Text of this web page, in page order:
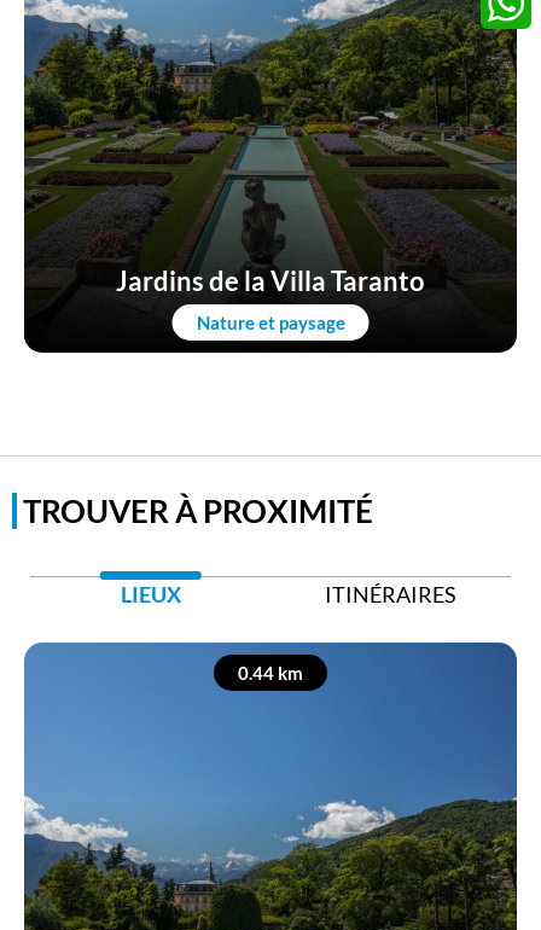
Nature et paysage
Jardins de la Villa Taranto
TROUVER À PROXIMITÉ
LIEUX ITINÉRAIRES
0.44 km